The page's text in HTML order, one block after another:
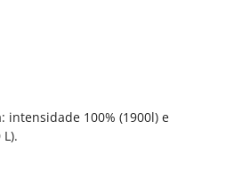
intensidade 100% (1900l) e